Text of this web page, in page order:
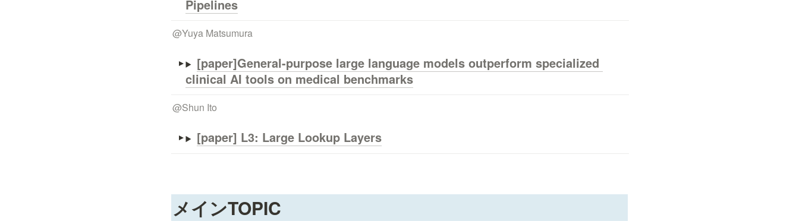
Pipelines
@Yuya Matsumura
[paper]General-purpose large language models outperform specialized
@Shun Ito
[paper] L3: Large Lookup Layers
メインTOPIC